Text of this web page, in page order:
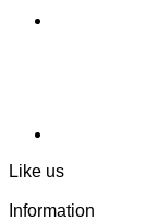
Like us
Information